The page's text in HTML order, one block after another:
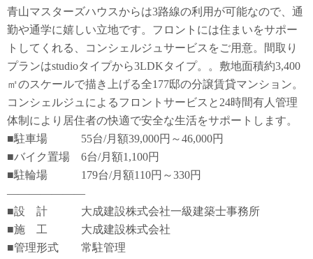
青山マスターズハウスからは3路線の利用が可能なので、通
勤や通学に嬉しい立地です。フロントには住まいをサポー
トしてくれる、コンシェルジュサービスをご用意。間取り
プランはstudioタイプから3LDKタイプ。。敷地面積約3,400
㎡のスケールで描き上げる全177邸の分譲賃貸マンション。
コンシェルジュによるフロントサービスと24時間有人管理
体制により居住者の快適で安全な生活をサポートします。
■駐車場 55台/月額39,000円～46,000円
■バイク置場 6台/月額1,100円
■駐輪場 179台/月額110円～330円
―――――――
■設 計 大成建設株式会社一級建築士事務所
■施 工 大成建設株式会社
■管理形式 常駐管理